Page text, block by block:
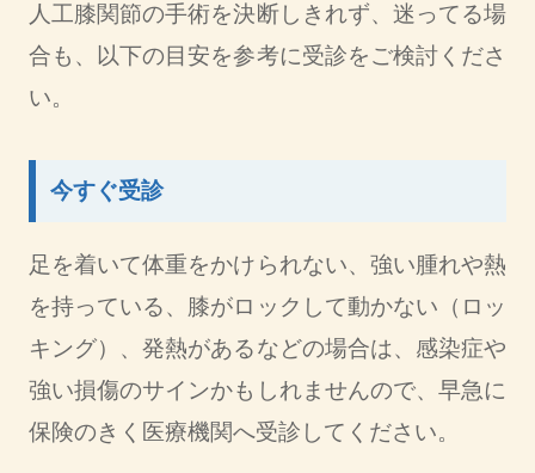
人工膝関節の手術を決断しきれず、迷ってる場
合も、以下の目安を参考に受診をご検討くださ
い。
今すぐ受診
足を着いて体重をかけられない、強い腫れや熱
を持っている、膝がロックして動かない（ロッ
キング）、発熱があるなどの場合は、感染症や
強い損傷のサインかもしれませんので、早急に
保険のきく医療機関へ受診してください。